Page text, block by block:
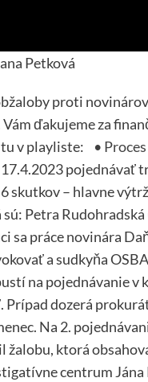
Petková
proti
ďakujeme za
v playliste:
•
pojednávať
skutkov – hlavne
Petra
práce novinára
a sudkyňa
na pojednávanie v
Prípad dozerá
Na 2.
žalobu, ktorá
centrum Jána